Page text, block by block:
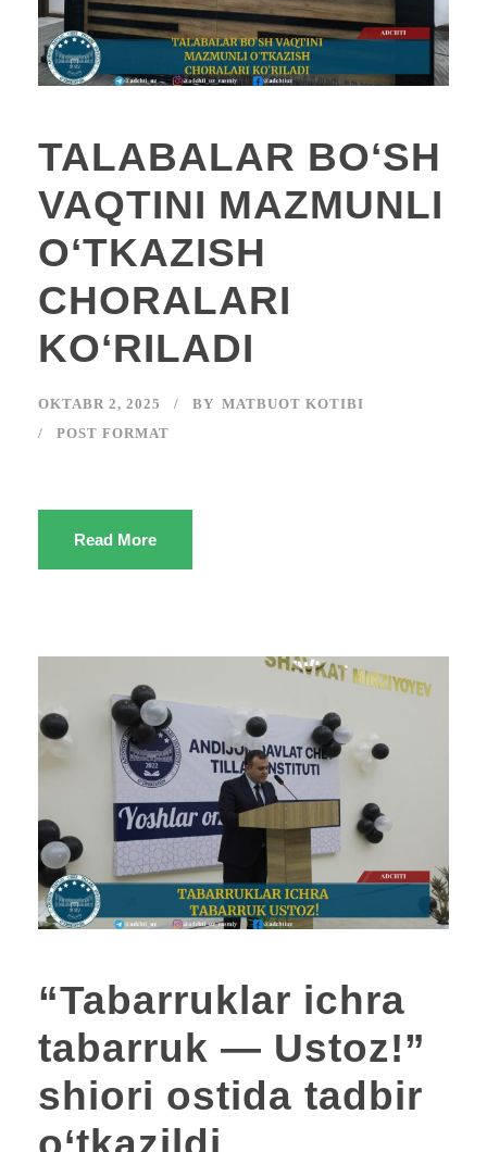
TALABALAR BOʻSH
VAQTINI MAZMUNLI
OʻTKAZISH
CHORALARI
KOʻRILADI
OKTABR 2, 2025 BY MATBUOT KOTIBI
POST FORMAT
Read More
“Tabarruklar ichra
tabarruk — Ustoz!”
shiori ostida tadbir